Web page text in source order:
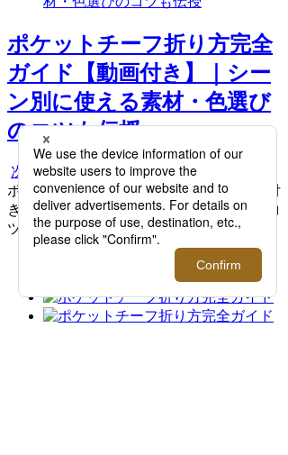
ポケットチーフ折り方完全
ガイド【動画付き】｜シー
ン別に使える素材・色選び
のコツも伝授 >>
次へ
ポケットチーフ折り方完全ガイド【動画付
き】｜シーン別に使える素材・色選びのコ
ツも伝授